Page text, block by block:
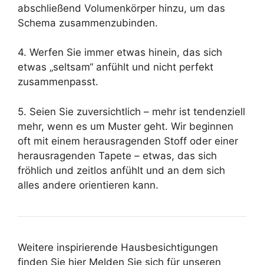
abschließend Volumenkörper hinzu, um das
Schema zusammenzubinden.
4. Werfen Sie immer etwas hinein, das sich
etwas „seltsam“ anfühlt und nicht perfekt
zusammenpasst.
5. Seien Sie zuversichtlich – mehr ist tendenziell
mehr, wenn es um Muster geht. Wir beginnen
oft mit einem herausragenden Stoff oder einer
herausragenden Tapete – etwas, das sich
fröhlich und zeitlos anfühlt und an dem sich
alles andere orientieren kann.
Weitere inspirierende Hausbesichtigungen
finden Sie hier Melden Sie sich für unseren